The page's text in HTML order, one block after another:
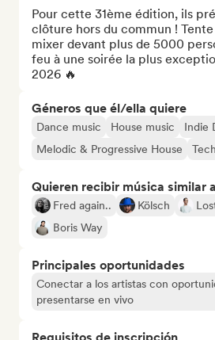
Pour cette 31ème édition, ils
clôture hors du commun !
mixer devant plus de 5000
feu à une soirée la plus
2026 🔥
Géneros que él/ella quiere
Dance music House music
Indie
Melodic & Progressive House
Quieren recibir música similar
Fred again.. Kölsch
Boris Way
Principales oportunidades
Conectar a los artistas con
presentarse en vivo